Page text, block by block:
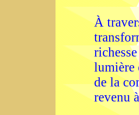
À
lumière
de la
revenu